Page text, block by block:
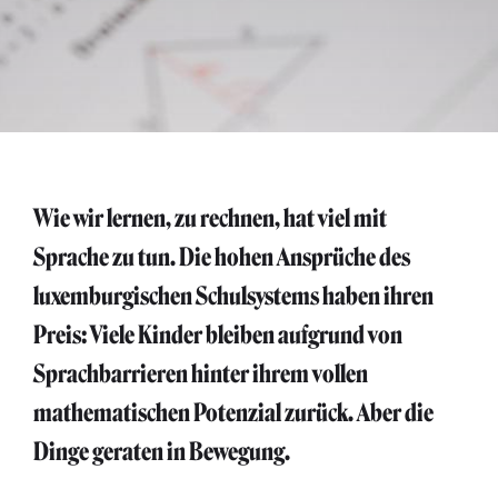
Wie wir lernen, zu rechnen, hat viel mit
Sprache zu tun. Die hohen Ansprüche des
luxemburgischen Schulsystems haben ihren
Preis: Viele Kinder bleiben aufgrund von
Sprachbarrieren hinter ihrem vollen
mathematischen Potenzial zurück. Aber die
Dinge geraten in Bewegung.